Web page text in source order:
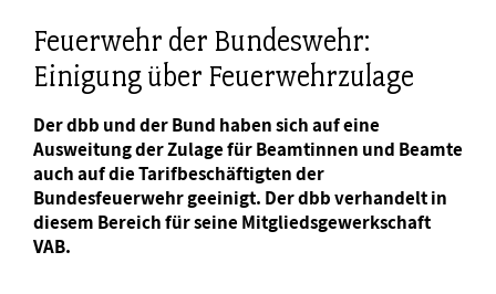
Feuerwehr der Bundeswehr:
Einigung über Feuerwehrzulage
Der dbb und der Bund haben sich auf eine
Ausweitung der Zulage für Beamtinnen und Beamte
auch auf die Tarifbeschäftigten der
Bundesfeuerwehr geeinigt. Der dbb verhandelt in
diesem Bereich für seine Mitgliedsgewerkschaft
VAB.